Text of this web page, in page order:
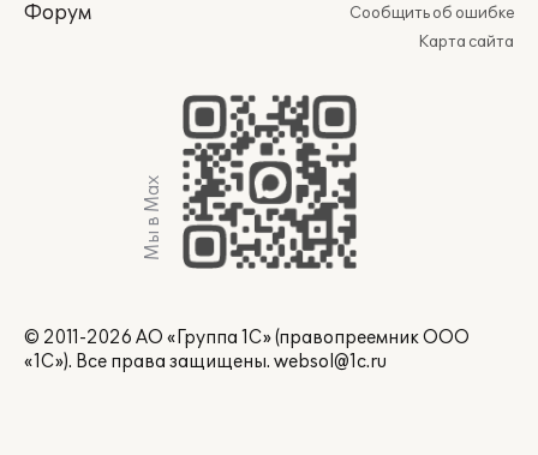
Форум
Сообщить об ошибке
Карта сайта
Мы в Max
© 2011-2026 АО «Группа 1С» (правопреемник ООО
«1С»). Все права защищены. websol@1c.ru